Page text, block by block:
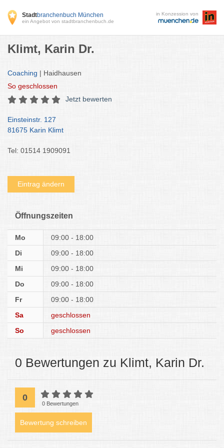
Stadtbranchenbuch München
ein Angebot von stadtbranchenbuch.de
in Konzession von
Klimt, Karin Dr.
Coaching | Haidhausen
So geschlossen
Jetzt bewerten
Einsteinstr. 127
81675 Karin Klimt
Tel: 01514 1909091
Eintrag ändern
Öffnungszeiten
Mo
09:00 - 18:00
Di
09:00 - 18:00
Mi
09:00 - 18:00
Do
09:00 - 18:00
Fr
09:00 - 18:00
Sa
geschlossen
So
geschlossen
0 Bewertungen zu Klimt, Karin Dr.
0
0 Bewertungen
Bewertung schreiben